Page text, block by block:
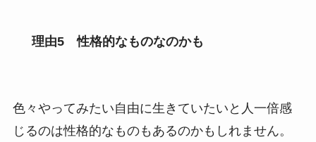
理由5 性格的なものなのかも
色々やってみたい自由に生きていたいと人一倍感
じるのは性格的なものもあるのかもしれません。